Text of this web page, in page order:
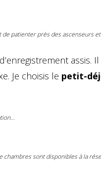
patienter près des ascenseurs
Je choisis le petit-
sont disponibles à la